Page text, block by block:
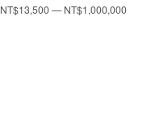
最最
NT$13,500—NT$1,000,000